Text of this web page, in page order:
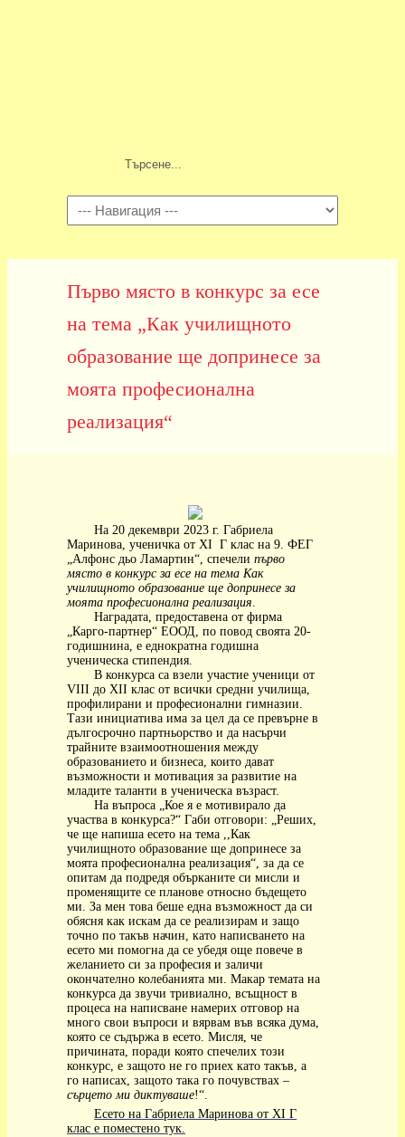
Навигация
Първо място в конкурс за есе
на тема „Как училищното
образование ще допринесе за
моята професионална
реализация“
На 20 декември 2023 г. Габриела
Маринова, ученичка от XI Г клас на 9. ФЕГ
„Алфонс дьо Ламартин“, спечели първо
място в конкурс за есе на тема Как
училищното образование ще допринесе за
моята професионална реализация.
Наградата, предоставена от фирма
„Карго-партнер“ ЕООД, по повод своята 20-
годишнина, е еднократна годишна
ученическа стипендия.
В конкурса са взели участие ученици от
VIII до XII клас от всички средни училища,
профилирани и професионални гимназии.
Тази инициатива има за цел да се превърне в
дългосрочно партньорство и да насърчи
трайните взаимоотношения между
образованието и бизнеса, които дават
възможности и мотивация за развитие на
младите таланти в ученическа възраст.
На въпроса „Кое я е мотивирало да
участва в конкурса?“ Габи отговори: „Реших,
че ще напиша есето на тема ,,Как
училищното образование ще допринесе за
моята професионална реализация“, за да се
опитам да подредя обърканите си мисли и
променящите се планове относно бъдещето
ми. За мен това беше една възможност да си
обясня как искам да се реализирам и защо
точно по такъв начин, като написването на
есето ми помогна да се убедя още повече в
желанието си за професия и заличи
окончателно колебанията ми. Макар темата на
конкурса да звучи тривиално, всъщност в
процеса на написване намерих отговор на
много свои въпроси и вярвам във всяка дума,
която се съдържа в есето. Мисля, че
причината, поради която спечелих този
конкурс, е защото не го приех като такъв, а
го написах, защото така го почувствах –
сърцето ми диктуваше!“.
Есето на Габриела Маринова от XI Г
клас е поместено тук.